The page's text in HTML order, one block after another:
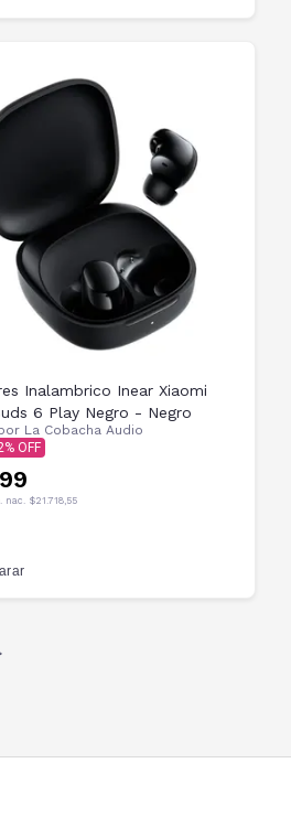
Inalambrico Inear Xiaomi
6 Play Negro - Negro
La Cobacha Audio
nac. $21.718,55